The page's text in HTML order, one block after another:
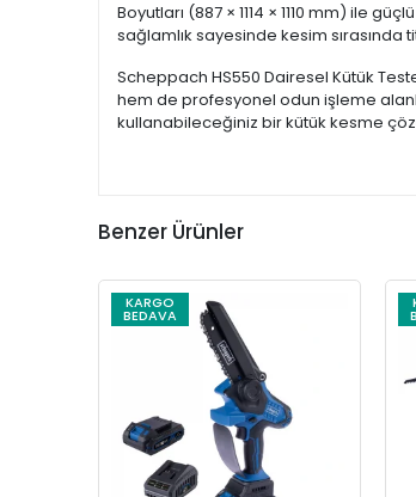
Boyutları (887 × 1114 × 1110 mm) ile
sağlamlık sayesinde kesim
Scheppach HS550 Dairesel Kütük
hem de profesyonel odun işleme
kullanabileceğiniz bir kütük kesme
Benzer Ürünler
KARGO
BEDAVA